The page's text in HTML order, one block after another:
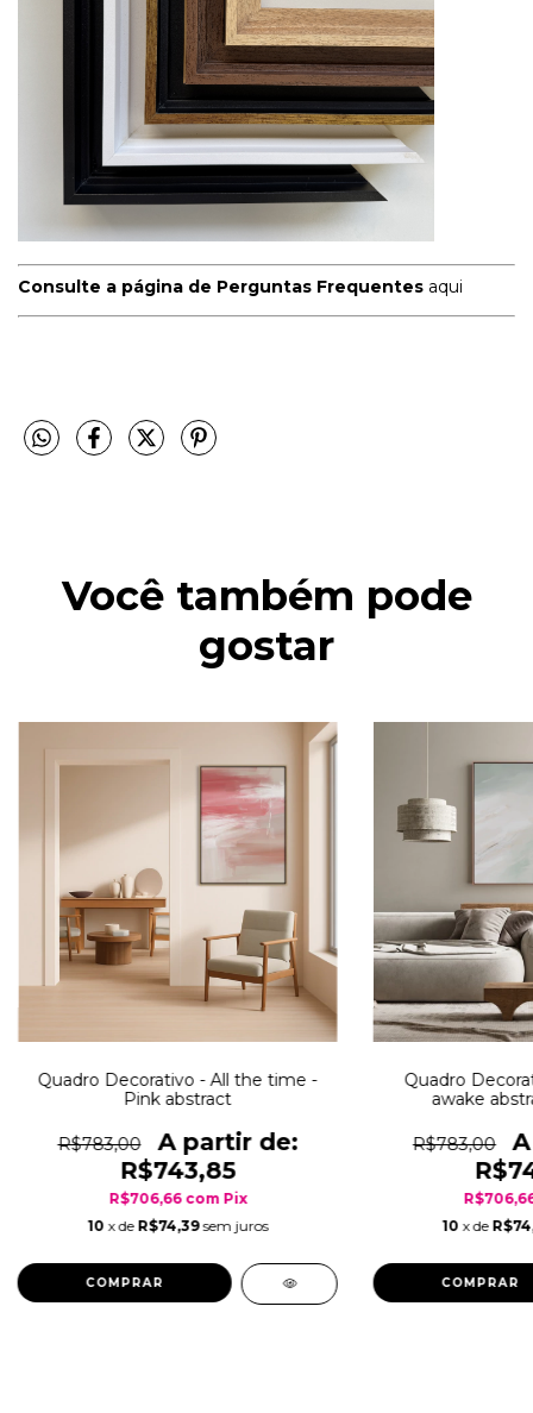
Consulte a página de Perguntas Frequentes aqui
Você também pode
gostar
Quadro Decorativo - All the time -
Pink abstract
R$783,00
R$743,85
R$706,66 com Pix
10 x de R$74,39 sem juros
COMPRAR
Quadro
awake
R$783,00
10 x de
COMPRAR